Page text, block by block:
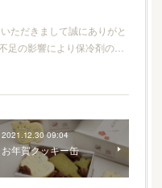
ただきまして誠にありがと
足の影響により保冷剤の…
2021.12.30 09:04
お年賀クッキー缶